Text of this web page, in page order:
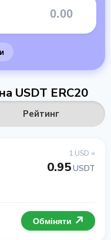
USDT ERC20
Рейтинг
1 USD =
0.95USDT
Обміняти